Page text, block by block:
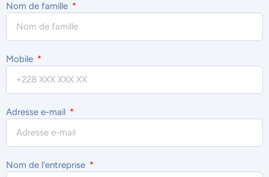
Nom de famille
Mobile
Adresse e-mail
Nom de l'entreprise